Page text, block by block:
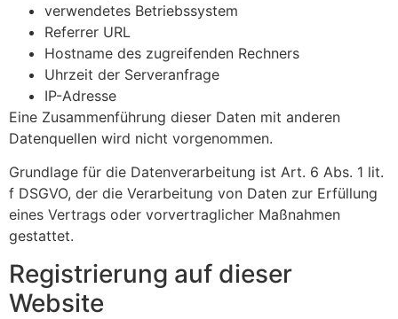
verwendetes Betriebssystem
Referrer URL
Hostname des zugreifenden Rechners
Uhrzeit der Serveranfrage
IP-Adresse
Eine Zusammenführung dieser Daten mit anderen
Datenquellen wird nicht vorgenommen.
Grundlage für die Datenverarbeitung ist Art. 6 Abs. 1 lit.
f DSGVO, der die Verarbeitung von Daten zur Erfüllung
eines Vertrags oder vorvertraglicher Maßnahmen
gestattet.
Registrierung auf dieser
Website